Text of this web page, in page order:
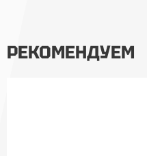
РЕКОМЕНДУЕМ